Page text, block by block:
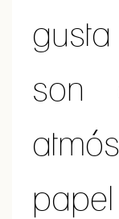
son